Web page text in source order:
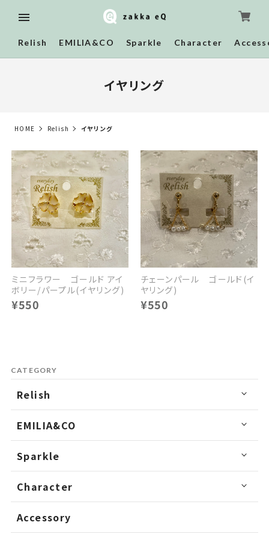
Relish EMILIA&CO Sparkle Character
イヤリング
HOME Relish イヤリング
ミニフラワー ゴールド アイ
ボリー/パープル(イヤリング)
¥550
チェーンパール ゴールド(イ
ヤリング)
¥550
CATEGORY
Relish
EMILIA&CO
Sparkle
Character
Accessory